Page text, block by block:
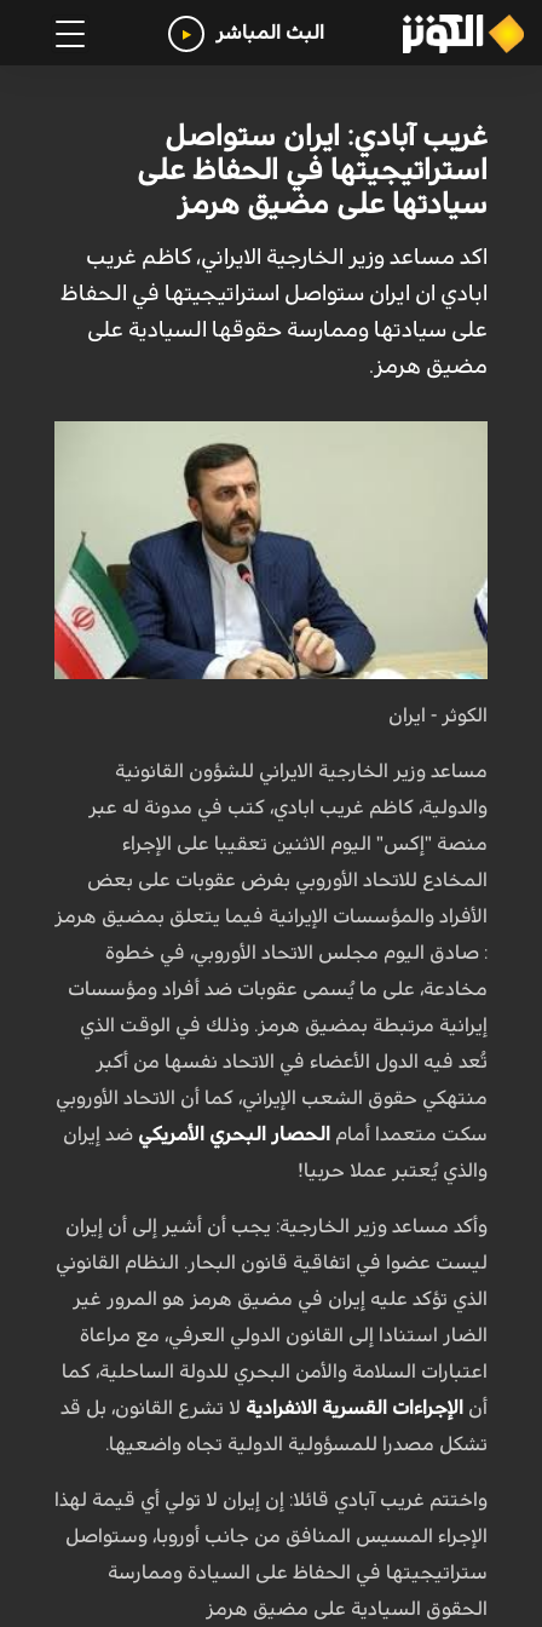
البث المباشر
غريب آبادي: ايران ستواصل
استراتيجيتها في الحفاظ على
سيادتها على مضيق هرمز
اكد مساعد وزير الخارجية الايراني، كاظم غريب
ابادي ان ايران ستواصل استراتيجيتها في الحفاظ
على سيادتها وممارسة حقوقها السيادية على
مضيق هرمز.
الكوثر - ايران
مساعد وزير الخارجية الايراني للشؤون القانونية
والدولية، كاظم غريب ابادي، كتب في مدونة له عبر
منصة "إكس" اليوم الاثنين تعقيبا على الإجراء
المخادع للاتحاد الأوروبي بفرض عقوبات على بعض
الأفراد والمؤسسات الإيرانية فيما يتعلق بمضيق هرمز
: صادق اليوم مجلس الاتحاد الأوروبي، في خطوة
مخادعة، على ما يُسمى عقوبات ضد أفراد ومؤسسات
إيرانية مرتبطة بمضيق هرمز. وذلك في الوقت الذي
تُعد فيه الدول الأعضاء في الاتحاد نفسها من أكبر
منتهكي حقوق الشعب الإيراني، كما أن الاتحاد الأوروبي
سكت متعمدا أمام الحصار البحري الأمريكي ضد إيران
والذي يُعتبر عملا حربيا!
وأكد مساعد وزير الخارجية: يجب أن أشير إلى أن إيران
ليست عضوا في اتفاقية قانون البحار. النظام القانوني
الذي تؤكد عليه إيران في مضيق هرمز هو المرور غير
الضار استنادا إلى القانون الدولي العرفي، مع مراعاة
اعتبارات السلامة والأمن البحري للدولة الساحلية، كما
أن الإجراءات القسرية الانفرادية لا تشرع القانون، بل قد
تشكل مصدرا للمسؤولية الدولية تجاه واضعيها.
واختتم غريب آبادي قائلا: إن إيران لا تولي أي قيمة لهذا
الإجراء المسيس المنافق من جانب أوروبا، وستواصل
ستراتيجيتها في الحفاظ على السيادة وممارسة
الحقوق السيادية على مضيق هرمز